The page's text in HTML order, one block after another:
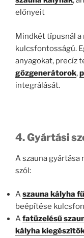
előnyeit
Mindkét típusnál a
kulcsfontosságú.
anyagokat, precíz
gőzgenerátorok,
integrálását.
4. Gyártási
A szauna gyártása
szól:
Aszauna kályha
beépítése
Afatüzelésű
kályha